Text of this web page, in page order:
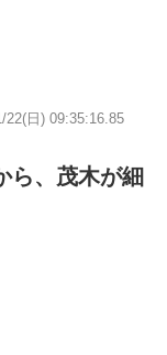
22(日) 09:35:16.85
ら、茂木が細